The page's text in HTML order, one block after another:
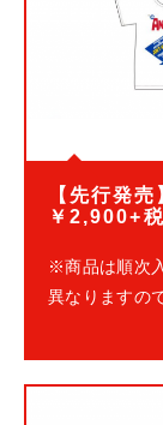
【先行発
￥2,900+税
※商品は順次
異なりますの